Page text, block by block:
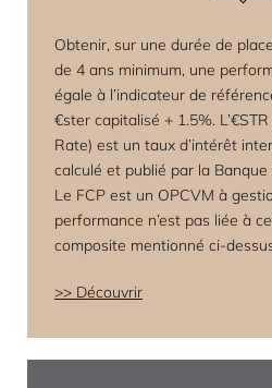
Obtenir, sur une durée de
de 4 ans minimum, une
égale à l’indicateur de
€ster capitalisé + 1.5%.
Rate) est un taux d’intérêt
calculé et publié par la
Le FCP est un OPCVM à
performance n’est pas liée à
composite mentionné ci-
Découvrir